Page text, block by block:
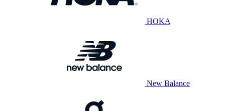
HOKA
New Balance